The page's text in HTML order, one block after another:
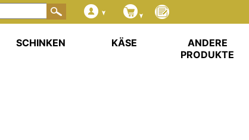
SCHINKEN KÄSE
ANDERE
PRODUKTE